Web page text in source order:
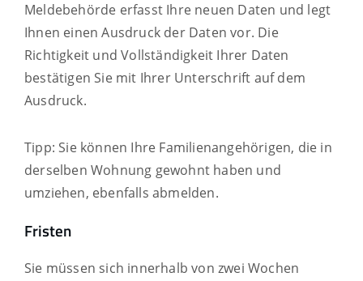
Meldebehörde erfasst Ihre neuen Daten und legt
Ihnen einen Ausdruck der Daten vor. Die
Richtigkeit und Vollständigkeit Ihrer Daten
bestätigen Sie mit Ihrer Unterschrift auf dem
Ausdruck.
Tipp: Sie können Ihre Familienangehörigen, die in
derselben Wohnung gewohnt haben und
umziehen, ebenfalls abmelden.
Fristen
Sie müssen sich innerhalb von zwei Wochen